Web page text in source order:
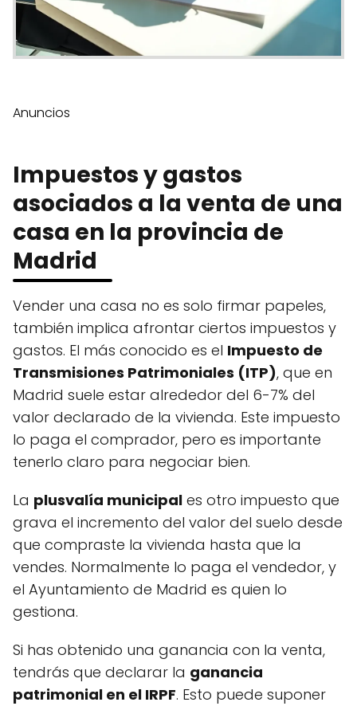
Anuncios
Impuestos y gastos
asociados a la venta de una
casa en la provincia de
Madrid
Vender una casa no es solo firmar papeles,
también implica afrontar ciertos impuestos y
gastos. El más conocido es el Impuesto de
Transmisiones Patrimoniales (ITP), que en
Madrid suele estar alrededor del 6-7% del
valor declarado de la vivienda. Este impuesto
lo paga el comprador, pero es importante
tenerlo claro para negociar bien.
La plusvalía municipal es otro impuesto que
grava el incremento del valor del suelo desde
que compraste la vivienda hasta que la
vendes. Normalmente lo paga el vendedor, y
el Ayuntamiento de Madrid es quien lo
gestiona.
Si has obtenido una ganancia con la venta,
tendrás que declarar la ganancia
patrimonial en el IRPF. Esto puede suponer